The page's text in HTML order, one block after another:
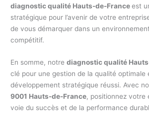
diagnostic qualité Hauts-de-Franceest
stratégique pour l’avenir de votre
de vous démarquer dans un
compétitif.
En somme, notrediagnostic qualité
clé pour une gestion de la qualité optimale
développement stratégique réussi. Avec
9001 Hauts-de-France, positionnez votre
voie du succès et de la performance